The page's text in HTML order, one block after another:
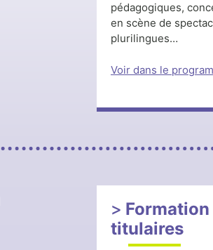
pédagogiques,
en scène de
plurilingues…
Voir dans le
titulaires